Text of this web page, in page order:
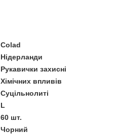
Colad
Нідерланди
Рукавички захисні
Хімічних впливів
Суцільнолиті
L
60 шт.
Чорний